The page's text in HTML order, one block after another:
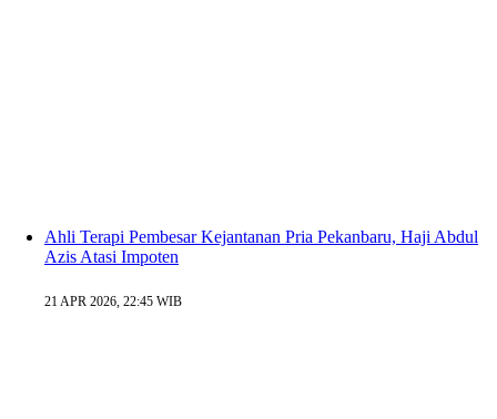
Ahli Terapi Pembesar Kejantanan Pria Pekanbaru, Haji Abdul
Azis Atasi Impoten
21 APR 2026, 22:45 WIB